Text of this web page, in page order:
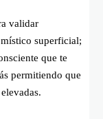
validar
superficial;
que te
permitiendo que